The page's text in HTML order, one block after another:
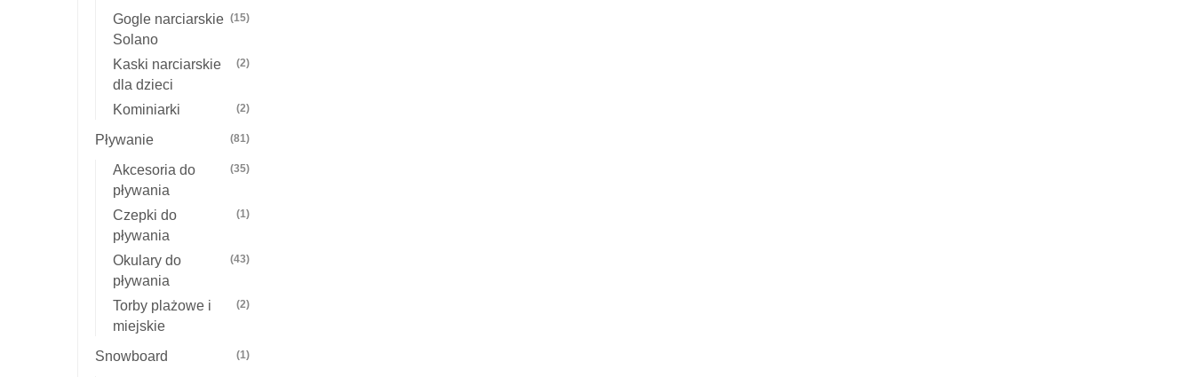
Gogle narciarskie
Solano
(15)
Kaski narciarskie
dla dzieci
(2)
Kominiarki (2)
Pływanie (81)
Akcesoria do
pływania
(35)
Czepki do
pływania
(1)
Okulary do
pływania
(43)
Torby plażowe i
miejskie
(2)
Snowboard (1)